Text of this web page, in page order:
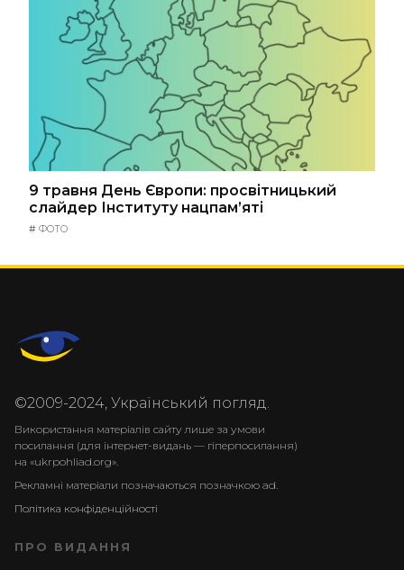
9 травня День Європи: просвітницький
слайдер Інституту нацпам’яті
# ФОТО
©2009-2024, Український погляд.
Використання матеріалів сайту лише за умови
посилання (для інтернет-видань — гіперпосилання)
на «ukrpohliad.org».
Рекламні матеріали позначаються позначкою ad.
Політика конфіденційності
ПРО ВИДАННЯ